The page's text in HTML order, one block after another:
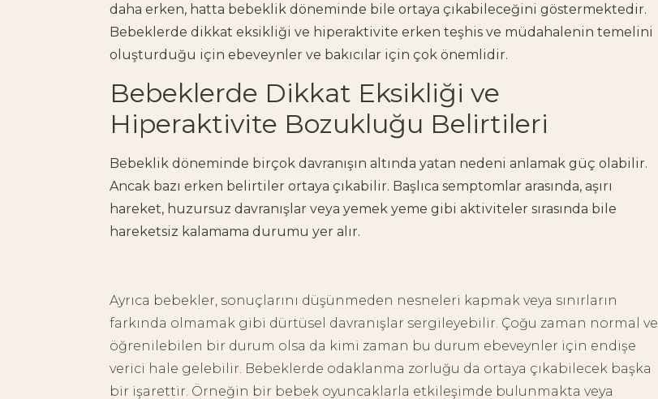
daha erken, hatta bebeklik döneminde bile ortaya çıkabileceğini göstermektedir.
Bebeklerde dikkat eksikliği ve hiperaktivite erken teşhis ve müdahalenin temelini
oluşturduğu için ebeveynler ve bakıcılar için çok önemlidir.
Bebeklerde Dikkat Eksikliği ve
Hiperaktivite Bozukluğu Belirtileri
Bebeklik döneminde birçok davranışın altında yatan nedeni anlamak güç olabilir.
Ancak bazı erken belirtiler ortaya çıkabilir. Başlıca semptomlar arasında, aşırı
hareket, huzursuz davranışlar veya yemek yeme gibi aktiviteler sırasında bile
hareketsiz kalamama durumu yer alır.
Ayrıca bebekler, sonuçlarını düşünmeden nesneleri kapmak veya sınırların
farkında olmamak gibi dürtüsel davranışlar sergileyebilir. Çoğu zaman normal ve
öğrenilebilen bir durum olsa da kimi zaman bu durum ebeveynler için endişe
verici hale gelebilir. Bebeklerde odaklanma zorluğu da ortaya çıkabilecek başka
bir işarettir. Örneğin bir bebek oyuncaklarla etkileşimde bulunmakta veya